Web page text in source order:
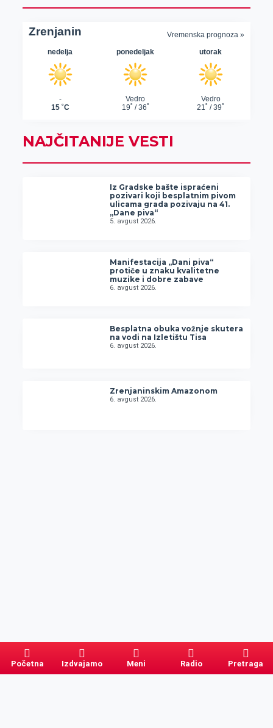
NAJČITANIJE VESTI
Iz Gradske bašte ispraćeni
pozivari koji besplatnim pivom
ulicama grada pozivaju na 41.
„Dane piva“
5. avgust 2026.
Manifestacija „Dani piva“
protiče u znaku kvalitetne
muzike i dobre zabave
6. avgust 2026.
Besplatna obuka vožnje skutera
na vodi na Izletištu Tisa
6. avgust 2026.
Zrenjaninskim Amazonom
6. avgust 2026.
Početna Izdvajamo Meni Radio Pretraga